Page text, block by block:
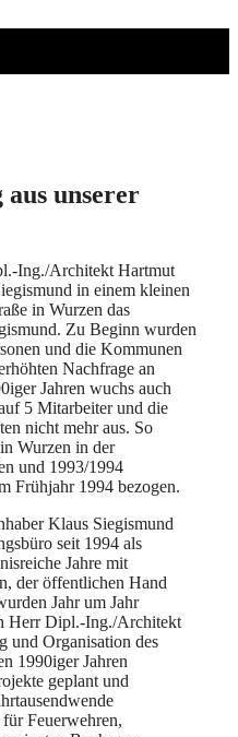
unserer
Ing./Architekt Hartmut
in einem kleinen
in Wurzen das
Zu Beginn wurden
und die Kommunen
Nachfrage an
Jahren wuchs auch
5 Mitarbeiter und die
nicht mehr aus. So
Wurzen in der
und 1993/1994
Frühjahr 1994 bezogen.
Klaus Siegismund
seit 1994 als
Jahre mit
der öffentlichen Hand
Jahr um Jahr
Herr Dipl.-Ing./Architekt
und Organisation des
1990iger Jahren
geplant und
Feuerwehren,